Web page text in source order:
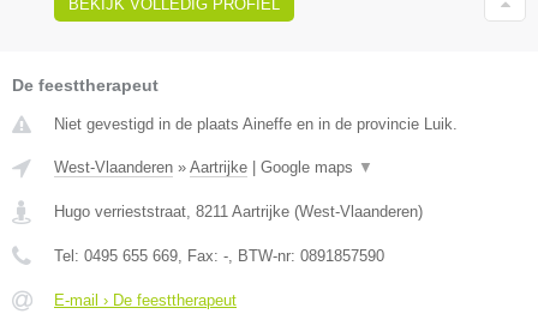
BEKIJK VOLLEDIG PROFIEL
De feesttherapeut
Niet gevestigd in de plaats Aineffe en in de provincie Luik.
West-Vlaanderen » Aartrijke | Google maps ▼
Hugo verrieststraat 8211 Aartrijke (West-Vlaanderen)
Tel: 0495 655 669 , Fax: - , BTW-nr: 0891857590
E-mail › De feesttherapeut